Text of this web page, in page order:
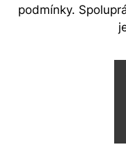
podmínky.